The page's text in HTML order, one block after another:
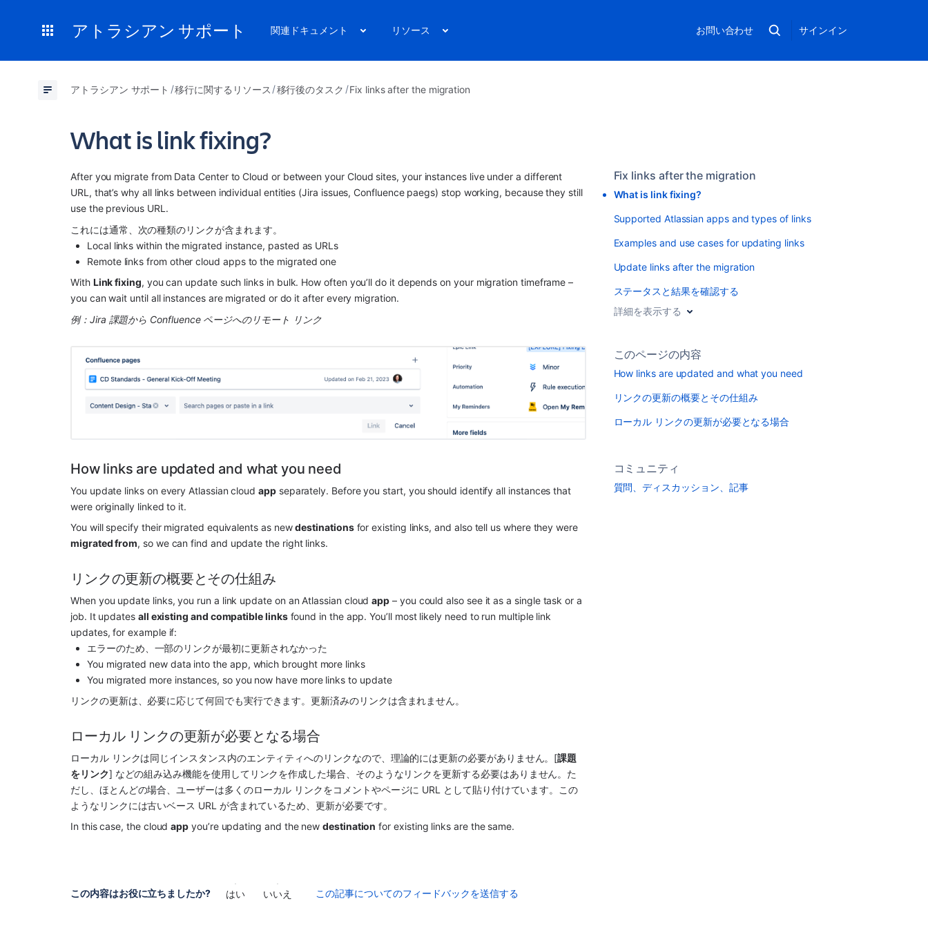
アトラシアン サポート 関連ドキュメント リソース お問い合わせ サインイン
アトラシアン サポート 移行に関するリソース 移行後のタスク Fix links after the migration
What is link fixing?
After you migrate from Data Center to Cloud or between your Cloud sites, your instances live under a different
URL, that’s why all links between individual entities (Jira issues, Confluence paegs) stop working, because they still
use the previous URL.
これには通常、次の種類のリンクが含まれます。
Local links within the migrated instance, pasted as URLs
Remote links from other cloud apps to the migrated one
With Link fixing, you can update such links in bulk. How often you’ll do it depends on your migration timeframe –
you can wait until all instances are migrated or do it after every migration.
例：Jira 課題から Confluence ページへのリモート リンク
How links are updated and what you need
You update links on every Atlassian cloud app separately. Before you start, you should identify all instances that
were originally linked to it.
You will specify their migrated equivalents as new destinations
for existing links, and also tell us where they were
migrated from, so we can find and update the right links.
リンクの更新の概要とその仕組み
When you update links, you run a link update on an Atlassian cloud app – you could also see it as a single task or a
job. It updates all existing and compatible links found in the app. You’ll most likely need to run multiple link
updates, for example if:
エラーのため、一部のリンクが最初に更新されなかった
You migrated new data into the app, which brought more links
You migrated more instances, so you now have more links to update
リンクの更新は、必要に応じて何回でも実行できます。更新済みのリンクは含まれません。
ローカル リンクの更新が必要となる場合
ローカル リンクは同じインスタンス内のエンティティへのリンクなので、理論的には更新の必要がありません。[課題
をリンク] などの組み込み機能を使用してリンクを作成した場合、そのようなリンクを更新する必要はありません。た
だし、ほとんどの場合、ユーザーは多くのローカル リンクをコメントやページに URL として貼り付けています。この
ようなリンクには古いベース URL が含まれているため、更新が必要です。
In this case, the cloud app you’re updating and the new destination for existing links are the same.
この内容はお役に立ちましたか? はい いいえ この記事についてのフィードバックを送信する
Fix links after the migration
What is link fixing?
Supported Atlassian apps and types of links
Examples and use cases for updating links
Update links after the migration
ステータスと結果を確認する
詳細を表示する
このページの内容
How links are updated and what you need
リンクの更新の概要とその仕組み
ローカル リンクの更新が必要となる場合
コミュニティ
質問、ディスカッション、記事